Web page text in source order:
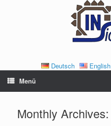
Deutsch English
Menü
Monthly Archives: